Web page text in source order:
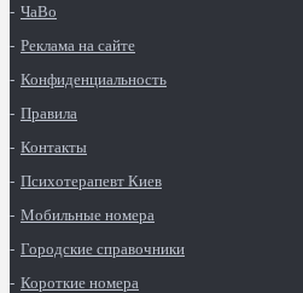
ЧаВо
Реклама на сайте
Конфиденциальность
Правила
Контакты
Психотерапевт Киев
Мобильные номера
Городские справочники
Короткие номера